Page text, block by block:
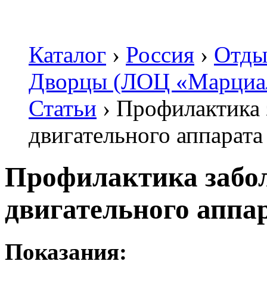
Каталог › Россия ›
Дворцы (ЛОЦ
Статьи › Профилактика
двигательного аппарата
Профилактика
двигательного
Показания: